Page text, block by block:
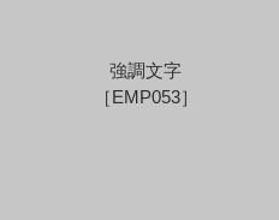
強調文字
［EMP053］